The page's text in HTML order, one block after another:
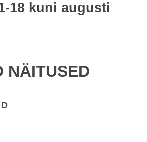
18 kuni augusti
NÄITUSED